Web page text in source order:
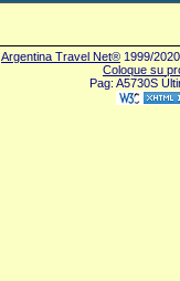
Argentina Travel Net® 1999/
Coloque su
Pag: A5730S